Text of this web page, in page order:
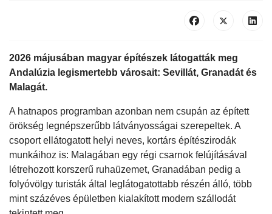
2026 májusában magyar építészek látogatták meg
Andalúzia legismertebb városait: Sevillát, Granadát és
Malagát.
A hatnapos programban azonban nem csupán az épített
örökség legnépszerűbb látványosságai szerepeltek. A
csoport ellátogatott helyi neves, kortárs építészirodák
munkáihoz is: Malagában egy régi csarnok felújításával
létrehozott korszerű ruhaüzemet, Granadában pedig a
folyóvölgy turisták által leglátogatottabb részén álló, több
mint százéves épületben kialakított modern szállodát